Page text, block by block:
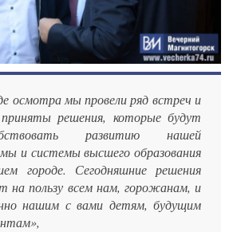
осмотра мы провели ряд встреч и
решения, которые будут
развитию нашей
и системы высшего образования
городе. Сегодняшние решения
на пользу всем нам, горожанам, и
нашим с вами детям, будущим